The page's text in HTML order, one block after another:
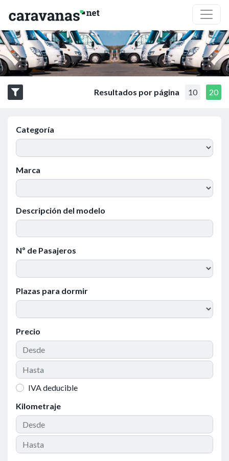
Resultados por página 10 20
Categoría
Marca
Descripción del modelo
Nº de Pasajeros
Plazas para dormir
Precio
IVA deducible
Kilometraje